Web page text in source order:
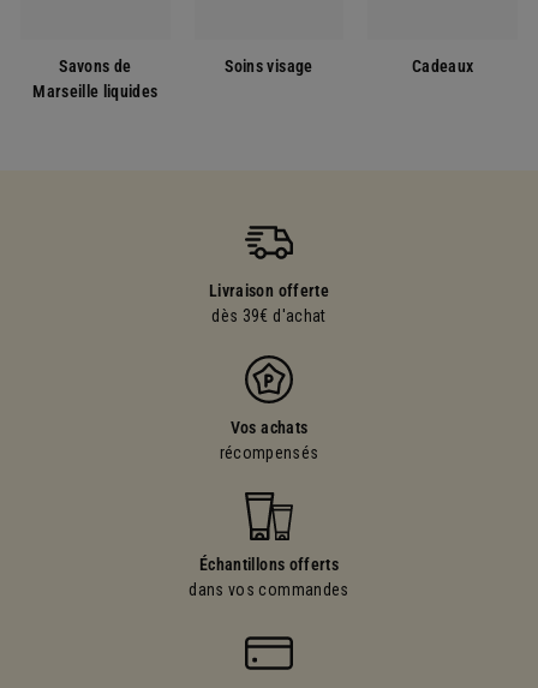
Savons de
Marseille liquides
Soins visage Cadeaux
Livraison offerte
dès 39€ d'achat
Vos achats
récompensés
Échantillons offerts
dans vos commandes